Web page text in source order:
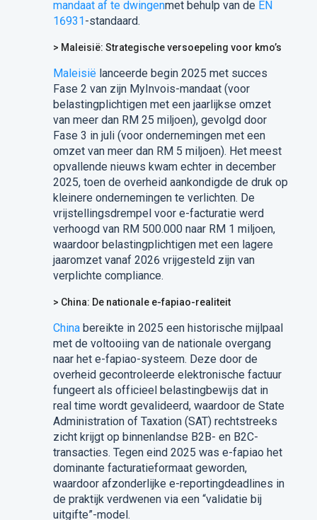
mandaat af te dwingenmet behulp van de EN
16931-standaard.
> Maleisië: Strategische versoepeling voor kmo’s
Maleisiëlanceerde begin 2025 met succes
Fase 2 van zijn MyInvois-mandaat (voor
belastingplichtigen met een jaarlijkse omzet
van meer dan RM 25 miljoen), gevolgd door
Fase 3 in juli (voor ondernemingen met een
omzet van meer dan RM 5 miljoen). Het meest
opvallende nieuws kwam echter in december
2025, toen de overheid aankondigde de druk op
kleinere ondernemingen te verlichten. De
vrijstellingsdrempel voor e-facturatie werd
verhoogd van RM 500.000 naar RM 1 miljoen,
waardoor belastingplichtigen met een lagere
jaaromzet vanaf 2026 vrijgesteld zijn van
verplichte compliance.
> China: De nationale e-fapiao-realiteit
Chinabereikte in 2025 een historische mijlpaal
met de voltooiing van de nationale overgang
naar het e-fapiao-systeem. Deze door de
overheid gecontroleerde elektronische factuur
fungeert als officieel belastingbewijs dat in
real time wordt gevalideerd, waardoor de State
Administration of Taxation (SAT) rechtstreeks
zicht krijgt op binnenlandse B2B- en B2C-
transacties. Tegen eind 2025 was e-fapiao het
dominante facturatieformaat geworden,
waardoor afzonderlijke e-reportingdeadlines in
de praktijk verdwenen via een “validatie bij
uitgifte”-model.